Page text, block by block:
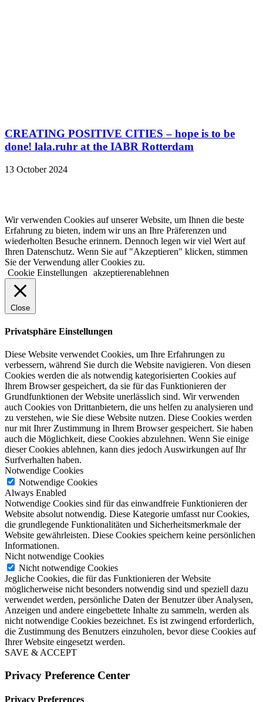
CREATING POSITIVE CITIES – hope is to be
done! lala.ruhr at the IABR Rotterdam
13 October 2024
Wir verwenden Cookies auf unserer Website, um Ihnen die beste
Erfahrung zu bieten, indem wir uns an Ihre Präferenzen und
wiederholten Besuche erinnern. Dennoch legen wir viel Wert auf
Ihren Datenschutz. Wenn Sie auf "Akzeptieren" klicken, stimmen
Sie der Verwendung aller Cookies zu.
Cookie Einstellungen
akzeptierenablehnen
Close
Privatsphäre Einstellungen
Diese Website verwendet Cookies, um Ihre Erfahrungen zu
verbessern, während Sie durch die Website navigieren. Von diesen
Cookies werden die als notwendig kategorisierten Cookies auf
Ihrem Browser gespeichert, da sie für das Funktionieren der
Grundfunktionen der Website unerlässlich sind. Wir verwenden
auch Cookies von Drittanbietern, die uns helfen zu analysieren und
zu verstehen, wie Sie diese Website nutzen. Diese Cookies werden
nur mit Ihrer Zustimmung in Ihrem Browser gespeichert. Sie haben
auch die Möglichkeit, diese Cookies abzulehnen. Wenn Sie einige
dieser Cookies ablehnen, kann dies jedoch Auswirkungen auf Ihr
Surfverhalten haben.
Notwendige Cookies
Notwendige Cookies
Always Enabled
Notwendige Cookies sind für das einwandfreie Funktionieren der
Website absolut notwendig. Diese Kategorie umfasst nur Cookies,
die grundlegende Funktionalitäten und Sicherheitsmerkmale der
Website gewährleisten. Diese Cookies speichern keine persönlichen
Informationen.
Nicht notwendige Cookies
Nicht notwendige Cookies
Jegliche Cookies, die für das Funktionieren der Website
möglicherweise nicht besonders notwendig sind und speziell dazu
verwendet werden, persönliche Daten der Benutzer über Analysen,
Anzeigen und andere eingebettete Inhalte zu sammeln, werden als
nicht notwendige Cookies bezeichnet. Es ist zwingend erforderlich,
die Zustimmung des Benutzers einzuholen, bevor diese Cookies auf
Ihrer Website eingesetzt werden.
SAVE & ACCEPT
Privacy Preference Center
Privacy Preferences